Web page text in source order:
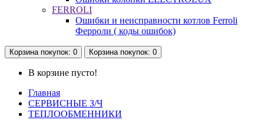
FERROLI
Ошибки и неисправности котлов Ferroli
Ферроли ( коды ошибок)
Корзинапокупок: 0 Корзинапокупок: 0
В корзине пусто!
Главная
СЕРВИСНЫЕ З/Ч
ТЕПЛООБМЕННИКИ